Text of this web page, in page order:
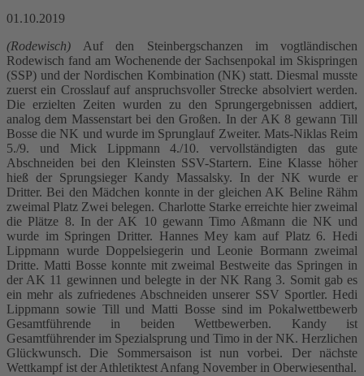
01.10.2019
(Rodewisch) Auf den Steinbergschanzen im vogtländischen
Rodewisch fand am Wochenende der Sachsenpokal im Skispringen
(SSP) und der Nordischen Kombination (NK) statt. Diesmal musste
zuerst ein Crosslauf auf anspruchsvoller Strecke absolviert werden.
Die erzielten Zeiten wurden zu den Sprungergebnissen addiert,
analog dem Massenstart bei den Großen. In der AK 8 gewann Till
Bosse die NK und wurde im Sprunglauf Zweiter. Mats-Niklas Reim
5./9. und Mick Lippmann 4./10. vervollständigten das gute
Abschneiden bei den Kleinsten SSV-Startern. Eine Klasse höher
hieß der Sprungsieger Kandy Massalsky. In der NK wurde er
Dritter. Bei den Mädchen konnte in der gleichen AK Beline Rähm
zweimal Platz Zwei belegen. Charlotte Starke erreichte hier zweimal
die Plätze 8. In der AK 10 gewann Timo Aßmann die NK und
wurde im Springen Dritter. Hannes Mey kam auf Platz 6. Hedi
Lippmann wurde Doppelsiegerin und Leonie Bormann zweimal
Dritte. Matti Bosse konnte mit zweimal Bestweite das Springen in
der AK 11 gewinnen und belegte in der NK Rang 3. Somit gab es
ein mehr als zufriedenes Abschneiden unserer SSV Sportler. Hedi
Lippmann sowie Till und Matti Bosse sind im Pokalwettbewerb
Gesamtführende in beiden Wettbewerben. Kandy ist
Gesamtführender im Spezialsprung und Timo in der NK. Herzlichen
Glückwunsch. Die Sommersaison ist nun vorbei. Der nächste
Wettkampf ist der Athletiktest Anfang November in Oberwiesenthal.